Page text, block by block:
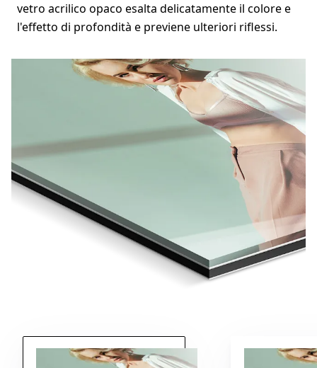
vetro acrilico opaco esalta delicatamente il colore e
l'effetto di profondità e previene ulteriori riflessi.